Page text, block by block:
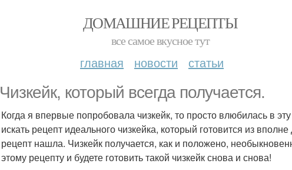
ДОМАШНИЕ РЕЦЕПТЫ
все самое вкусное тут
главная новости статьи
Чизкейк, который всегда получается.
Когда я впервые попробовала чизкейк, то просто влюбилась в
искать рецепт идеального чизкейка, который готовится из
рецепт нашла. Чизкейк получается, как и положено,
этому рецепту и будете готовить такой чизкейк снова и снова!